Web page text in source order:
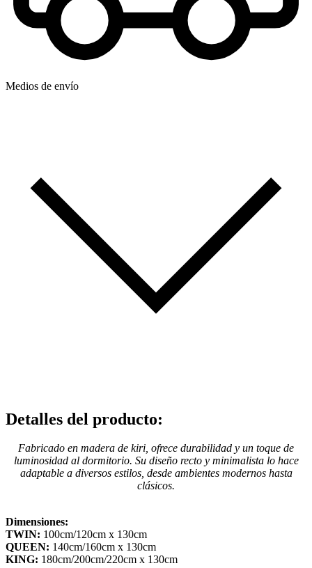
Medios de envío
Detalles del producto:
Fabricado en madera de kiri, ofrece durabilidad y un toque de
luminosidad al dormitorio. Su diseño recto y minimalista lo hace
adaptable a diversos estilos, desde ambientes modernos hasta
clásicos.
Dimensiones:
TWIN: 100cm/120cm x 130cm
QUEEN: 140cm/160cm x 130cm
KING: 180cm/200cm/220cm x 130cm